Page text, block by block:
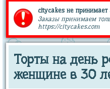
citycakes не принимает
Заказы принимаем
https://citycakes.com
Торты на день
женщине в 30